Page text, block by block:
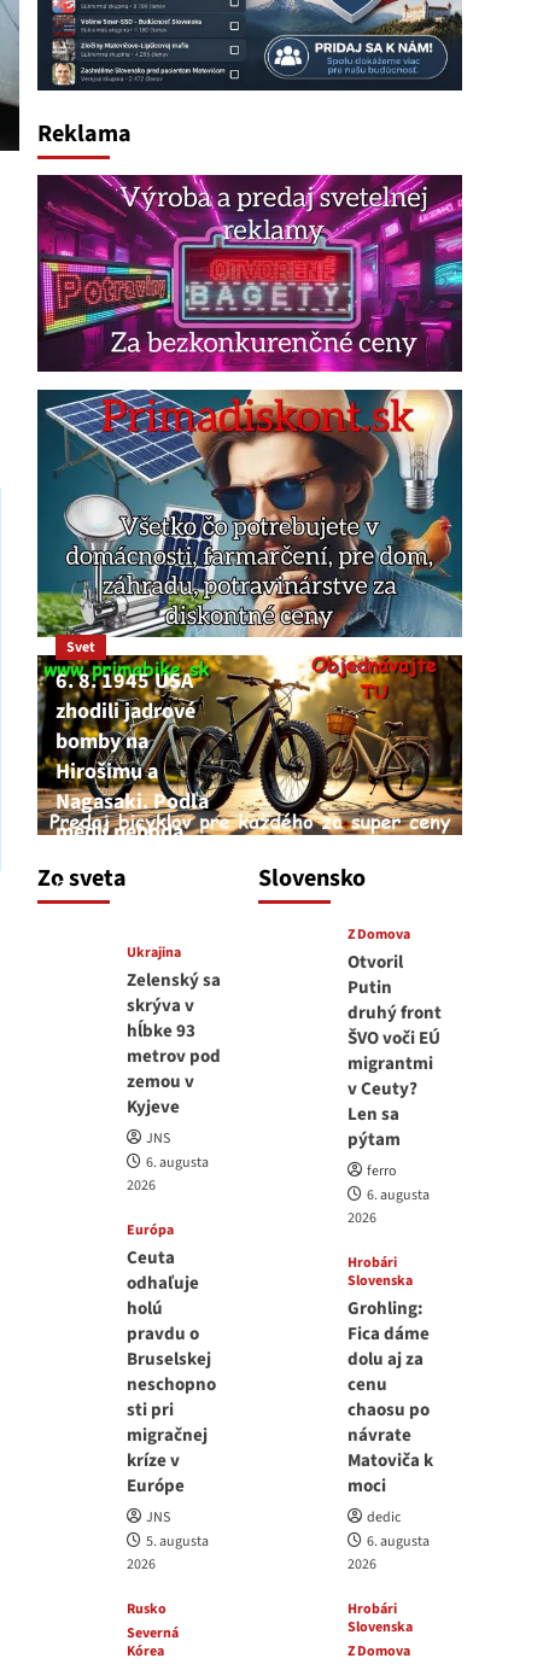
Reklama
Zo sveta
Svet
6. 8. 1945 USA
zhodili jadrové
bomby na
Hirošimu a
Nagasaki. Podľa
médií nehoda
6. augusta 2026
Ukrajina
Zelenský sa
skrýva v
hĺbke 93
metrov pod
zemou v
Kyjeve
JNS
6. augusta
2026
Európa
Ceuta
odhaľuje
holú
pravdu o
Bruselskej
neschopno
sti pri
migračnej
kríze v
Európe
JNS
5. augusta
2026
Rusko
Severná
Kórea
Slovensko
Z Domova
Otvoril
Putin
druhý front
ŠVO voči EÚ
migrantmi
v Ceuty?
Len sa
pýtam
ferro
6. augusta
2026
Hrobári
Slovenska
Grohling:
Fica dáme
dolu aj za
cenu
chaosu po
návrate
Matoviča k
moci
dedic
6. augusta
2026
Hrobári
Slovenska
Z Domova